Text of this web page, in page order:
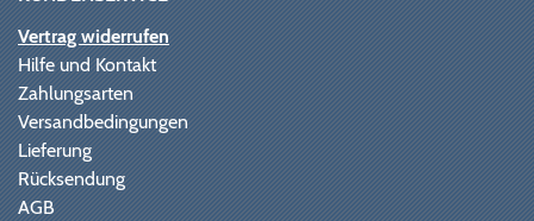
Vertrag widerrufen
Hilfe und Kontakt
Zahlungsarten
Versandbedingungen
Lieferung
Rücksendung
AGB